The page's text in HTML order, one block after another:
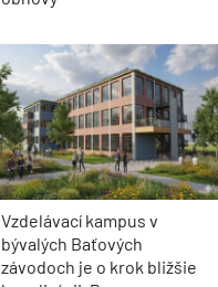
Vzdelávací kampus v
bývalých Baťových
závodoch je o krok bližšie